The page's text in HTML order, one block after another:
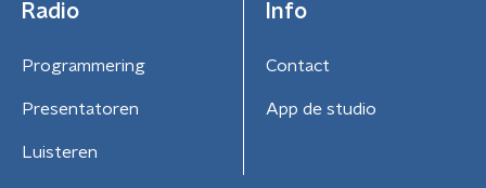
Radio
Programmering
Presentatoren
Luisteren
Info
Contact
App de studio